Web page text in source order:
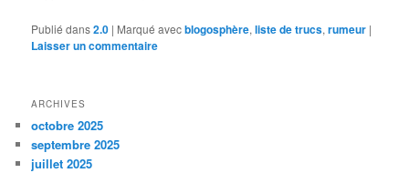
Publié dans2.0 | Marqué avecblogosphère,liste de trucs,rumeur |
Laisser un commentaire
ARCHIVES
octobre 2025
septembre 2025
juillet 2025